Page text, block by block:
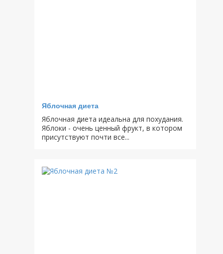
Яблочная диета
Яблочная диета идеальна для похудания.
Яблоки - очень ценный фрукт, в котором
присутствуют почти все...